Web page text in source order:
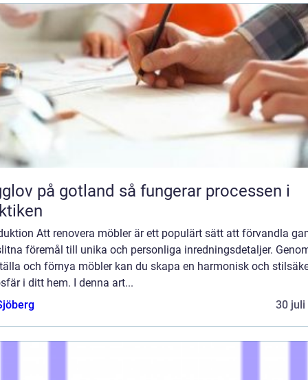
gotland så fungerar processen i
Att renovera möbler är ett populärt sätt att förvandla
föremål till unika och personliga inredningsdetaljer.
och förnya möbler kan du skapa en harmonisk och
i ditt hem. I denna art...
30 juli